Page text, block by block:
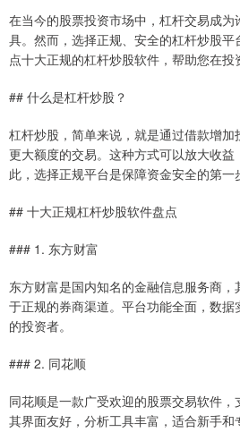
在当今的股票投资市场中，杠杆交易成
具。然而，选择正规、安全的杠杆炒股
点十大正规的杠杆炒股软件，帮助您在投
## 什么是杠杆炒股？
杠杆炒股，简单来说，就是通过借款增
更大额度的交易。这种方式可以放大收
此，选择正规平台是保障资金安全的第一
## 十大正规杠杆炒股软件盘点
### 1. 东方财富
东方财富是国内知名的金融信息服务商
于正规的券商渠道。平台功能全面，数
的投资者。
### 2. 同花顺
同花顺是一款广受欢迎的股票交易软件，
其界面友好，分析工具丰富，适合新手和